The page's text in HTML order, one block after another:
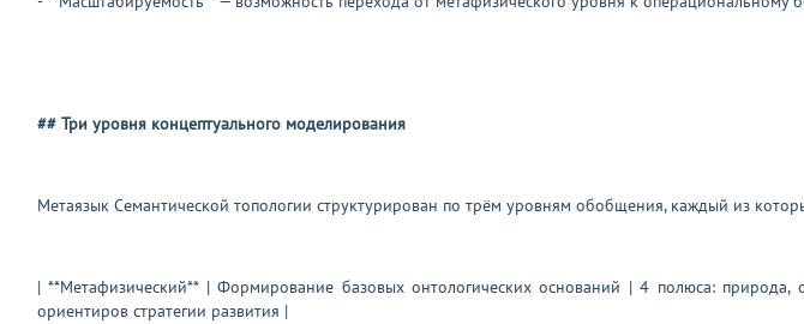
## Три уровня концептуального моделирования
Метаязык Семантической топологии структурирован по трём уровням обобщения, каждый из
| **Метафизический** | Формирование базовых онтологических оснований | 4 полюса: природа,
ориентиров стратегии развития |